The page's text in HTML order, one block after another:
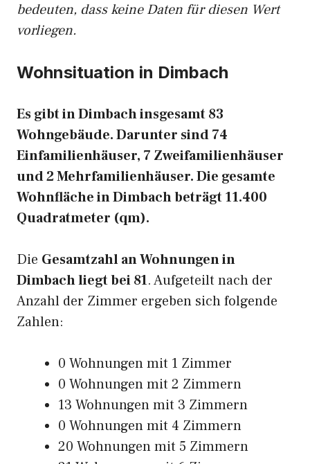
bedeuten, dass keine Daten für diesen Wert
vorliegen.
Wohnsituation in Dimbach
Es gibt in Dimbach insgesamt 83
Wohngebäude. Darunter sind 74
Einfamilienhäuser, 7 Zweifamilienhäuser
und 2 Mehrfamilienhäuser. Die gesamte
Wohnfläche in Dimbach beträgt 11.400
Quadratmeter (qm).
Die Gesamtzahl an Wohnungen in
Dimbach liegt bei 81. Aufgeteilt nach der
Anzahl der Zimmer ergeben sich folgende
Zahlen:
0 Wohnungen mit 1 Zimmer
0 Wohnungen mit 2 Zimmern
13 Wohnungen mit 3 Zimmern
0 Wohnungen mit 4 Zimmern
20 Wohnungen mit 5 Zimmern